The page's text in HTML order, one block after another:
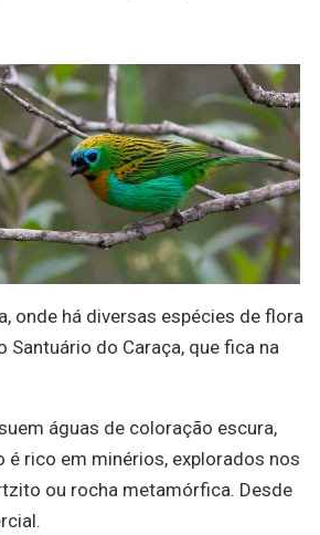
onde há diversas espécies de flora
Santuário do Caraça, que fica na
águas de coloração escura,
rico em minérios, explorados nos
ou rocha metamórfica. Desde